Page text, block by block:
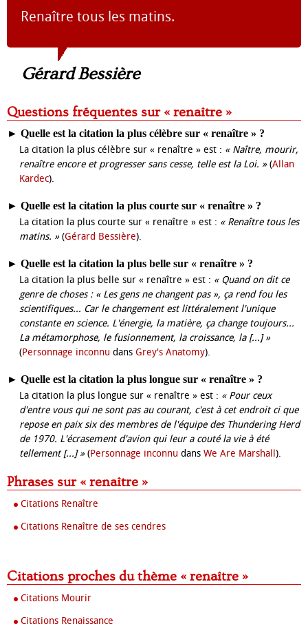
Renaître tous les matins.
Gérard Bessière
Questions fréquentes sur « renaître »
► Quelle est la citation la plus célèbre sur « renaître » ?
La citation la plus célèbre sur « renaître » est : « Naître, mourir,
renaître encore et progresser sans cesse, telle est la Loi. »(Allan
Kardec).
► Quelle est la citation la plus courte sur « renaître » ?
La citation la plus courte sur « renaître » est : « Renaître tous les
matins. »(Gérard Bessière).
► Quelle est la citation la plus belle sur « renaître » ?
La citation la plus belle sur « renaître » est : « Quand on dit ce
genre de choses : « Les gens ne changent pas », ça rend fou les
scientifiques... Car le changement est littéralement l'unique
constante en science. L'énergie, la matière, ça change toujours...
La métamorphose, le fusionnement, la croissance, la [...] »
(Personnage inconnu dans Grey's Anatomy).
► Quelle est la citation la plus longue sur « renaître » ?
La citation la plus longue sur « renaître » est : « Pour ceux
d'entre vous qui ne sont pas au courant, c'est à cet endroit ci que
repose en paix six des membres de l'équipe des Thundering Herd
de 1970. L'écrasement d'avion qui leur a couté la vie à été
tellement [...] »(Personnage inconnu dans We Are Marshall).
Phrases sur « renaître »
Citations Renaître
Citations Renaître de ses cendres
Citations proches du thème « renaître »
Citations Mourir
Citations Renaissance